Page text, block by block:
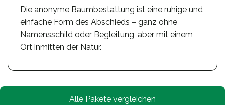
Die anonyme Baumbestattung ist eine ruhige und
einfache Form des Abschieds – ganz ohne
Namensschild oder Begleitung, aber mit einem
Ort inmitten der Natur.
Alle Pakete vergleichen